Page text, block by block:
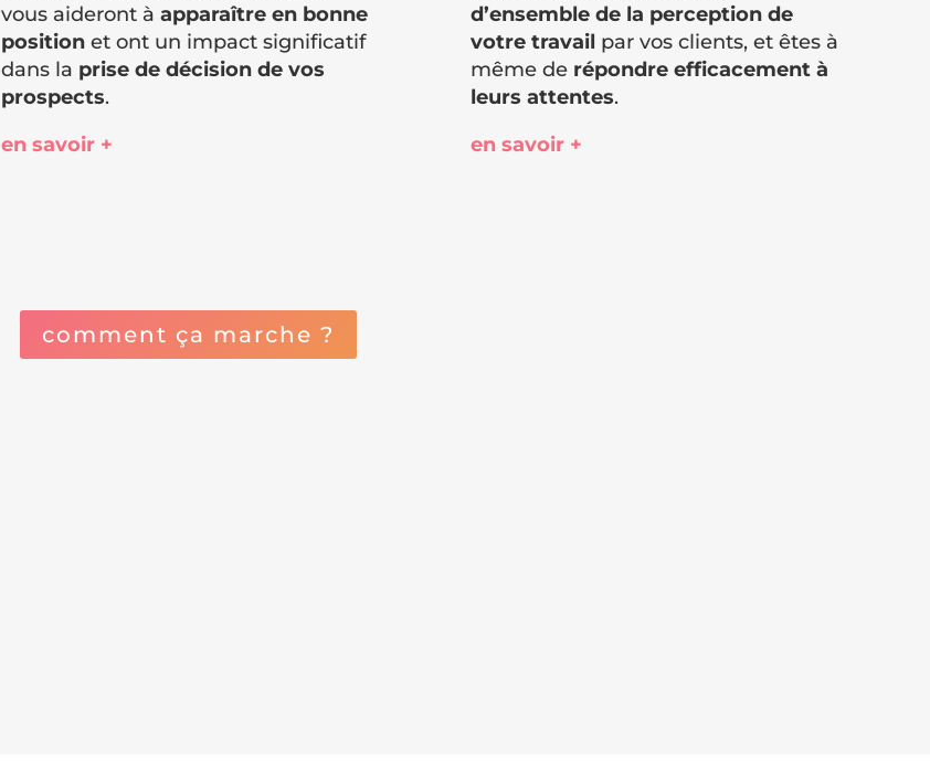
vous aideront à apparaître en bonne
positionet ont un impact significatif
dans la prise de décision de vos
prospects.
en savoir +
d’ensemble de la perception de
votre travail par vos clients, et êtes à
même de répondre efficacement à
leurs attentes.
en savoir +
comment ça marche ?